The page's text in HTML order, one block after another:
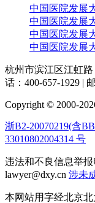
中国医院发展
中国医院发展
中国医院发展
中国医院发展
杭州市滨江区江虹路
话：400-657-1929 |
Copyright © 2000-
浙B2-20070219(含
33010802004314 号
违法和不良信息举报
lawyer@dxy.cn 涉未
本网站用字经北京